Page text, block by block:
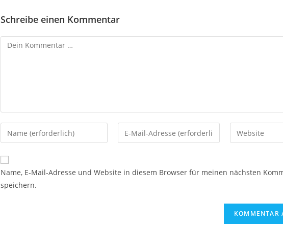
Schreibe einen Kommentar
Name, E-Mail-Adresse und Website in diesem Browser für meinen nächsten
speichern.